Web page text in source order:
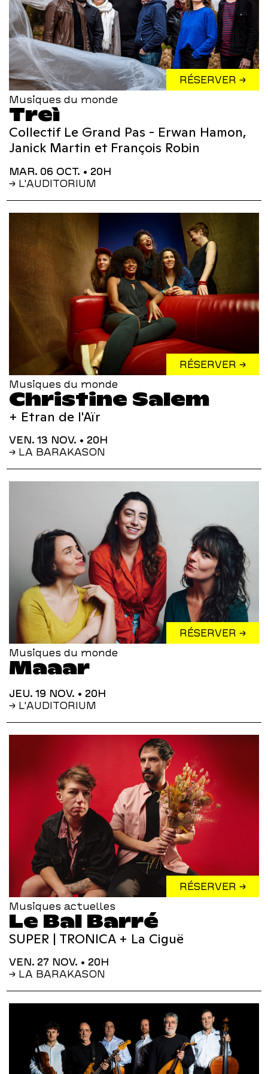
RÉSERVER →
Musiques du monde
Treì
Collectif Le Grand Pas - Erwan Hamon,
Janick Martin et François Robin
MAR. 06 OCT. • 20H
→ L'AUDITORIUM
RÉSERVER →
Musiques du monde
Christine Salem
+ Etran de l'Aïr
VEN. 13 NOV. • 20H
→ LA BARAKASON
RÉSERVER →
Musiques du monde
Maaar
JEU. 19 NOV. • 20H
→ L'AUDITORIUM
RÉSERVER →
Musiques actuelles
Le Bal Barré
SUPER | TRONICA + La Ciguë
VEN. 27 NOV. • 20H
→ LA BARAKASON